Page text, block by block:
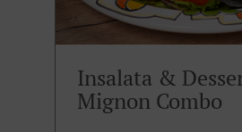
Insalata &
Mignon Combo